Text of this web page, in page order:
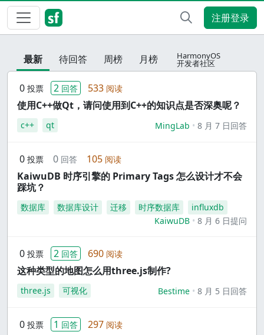
注册登录
最新 待回答 周榜 月榜 HarmonyOS
开发者社区
0 投票 2 回答 533 阅读
使用C++做Qt，请问使用到C++的知识点是否深奥呢？
c++ qt MingLab 8 月 7 日回答
0 投票 0 回答 105 阅读
KaiwuDB 时序引擎的 Primary Tags 怎么设计才不会
踩坑？
数据库 数据库设计 迁移 时序数据库
influxdb
KaiwuDB
8 月 6 日提问
0 投票 2 回答 690 阅读
这种类型的地图怎么用three.js制作?
three.js 可视化 Bestime 8 月 5 日回答
0 投票 1 回答 297 阅读